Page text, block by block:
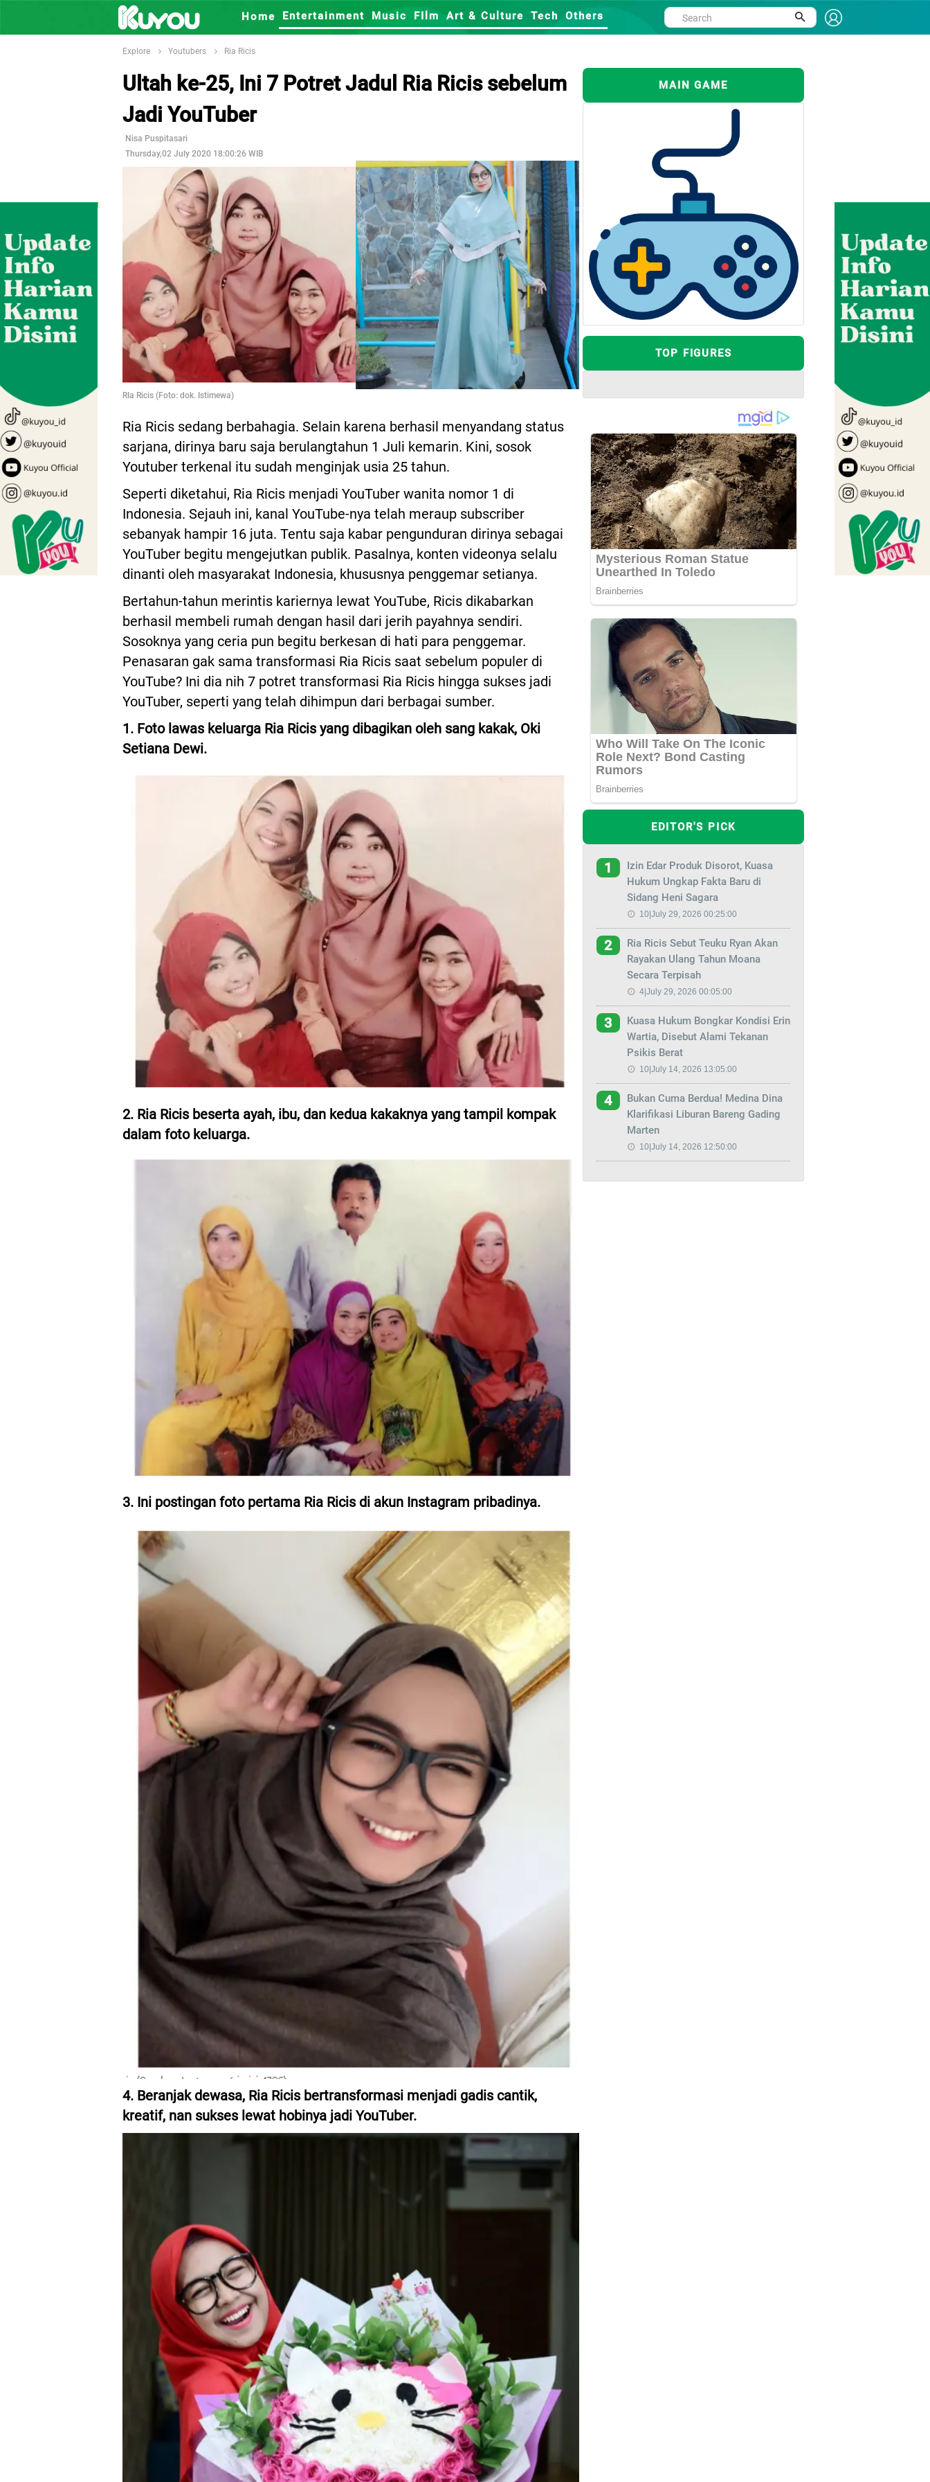
Home Entertainment Music FIlm Art & Culture Tech Others
Explore Youtubers Ria Ricis
Ultah ke-25, Ini 7 Potret Jadul Ria Ricis sebelum
Jadi YouTuber
Nisa Puspitasari
Thursday,02 July 2020 18:00:26 WIB
RIa Ricis (Foto: dok. Istimewa)
Ria Ricis sedang berbahagia. Selain karena berhasil menyandang status
sarjana, dirinya baru saja berulangtahun 1 Juli kemarin. Kini, sosok
Youtuber terkenal itu sudah menginjak usia 25 tahun.
Seperti diketahui, Ria Ricis menjadi YouTuber wanita nomor 1 di
Indonesia. Sejauh ini, kanal YouTube-nya telah meraup subscriber
sebanyak hampir 16 juta. Tentu saja kabar pengunduran dirinya sebagai
YouTuber begitu mengejutkan publik. Pasalnya, konten videonya selalu
dinanti oleh masyarakat Indonesia, khususnya penggemar setianya.
Bertahun-tahun merintis kariernya lewat YouTube, Ricis dikabarkan
berhasil membeli rumah dengan hasil dari jerih payahnya sendiri.
Sosoknya yang ceria pun begitu berkesan di hati para penggemar.
Penasaran gak sama transformasi Ria Ricis saat sebelum populer di
YouTube? Ini dia nih 7 potret transformasi Ria Ricis hingga sukses jadi
YouTuber, seperti yang telah dihimpun dari berbagai sumber.
1. Foto lawas keluarga Ria Ricis yang dibagikan oleh sang kakak, Oki
Setiana Dewi.
2. Ria Ricis beserta ayah, ibu, dan kedua kakaknya yang tampil kompak
dalam foto keluarga.
3. Ini postingan foto pertama Ria Ricis di akun Instagram pribadinya.
4. Beranjak dewasa, Ria Ricis bertransformasi menjadi gadis cantik,
kreatif, nan sukses lewat hobinya jadi YouTuber.
MAIN GAME
TOP FIGURES
EDITOR'S PICK
1
Izin Edar Produk Disorot, Kuasa
Hukum Ungkap Fakta Baru di
Sidang Heni Sagara
10|July 29, 2026 00:25:00
2
Ria Ricis Sebut Teuku Ryan Akan
Rayakan Ulang Tahun Moana
Secara Terpisah
4|July 29, 2026 00:05:00
3
Kuasa Hukum Bongkar Kondisi Erin
Wartia, Disebut Alami Tekanan
Psikis Berat
10|July 14, 2026 13:05:00
4
Bukan Cuma Berdua! Medina Dina
Klarifikasi Liburan Bareng Gading
Marten
10|July 14, 2026 12:50:00